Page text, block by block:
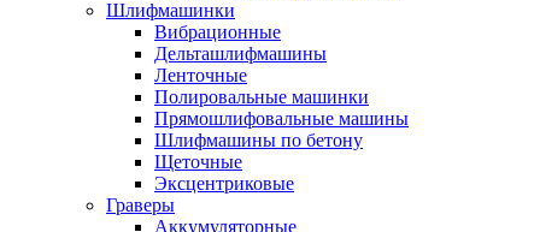
Шлифмашинки
Вибрационные
Дельташлифмашины
Ленточные
Полировальные машинки
Прямошлифовальные машины
Шлифмашины по бетону
Щеточные
Эксцентриковые
Граверы
Аккумуляторные